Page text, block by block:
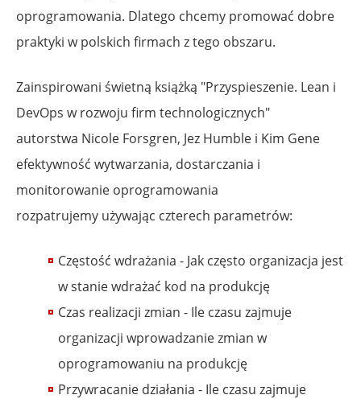
oprogramowania. Dlatego chcemy promować dobre
praktyki w polskich firmach z tego obszaru.
Zainspirowani świetną książką "Przyspieszenie. Lean i
DevOps w rozwoju firm technologicznych"
autorstwa Nicole Forsgren, Jez Humble i Kim Gene
efektywność wytwarzania, dostarczania i
monitorowanie oprogramowania
rozpatrujemy używając czterech parametrów:
Częstość wdrażania - Jak często organizacja jest
w stanie wdrażać kod na produkcję
Czas realizacji zmian - Ile czasu zajmuje
organizacji wprowadzanie zmian w
oprogramowaniu na produkcję
Przywracanie działania - Ile czasu zajmuje